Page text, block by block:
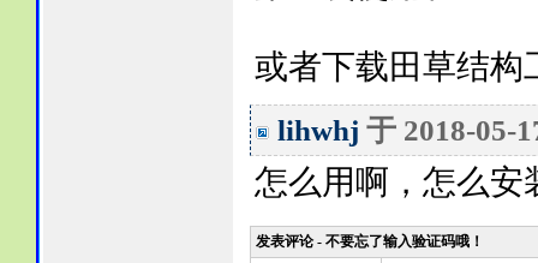
或者下载田草结构
lihwhj 于 2018-05-
怎么用啊，怎么安
发表评论 - 不要忘了输入验证码哦！